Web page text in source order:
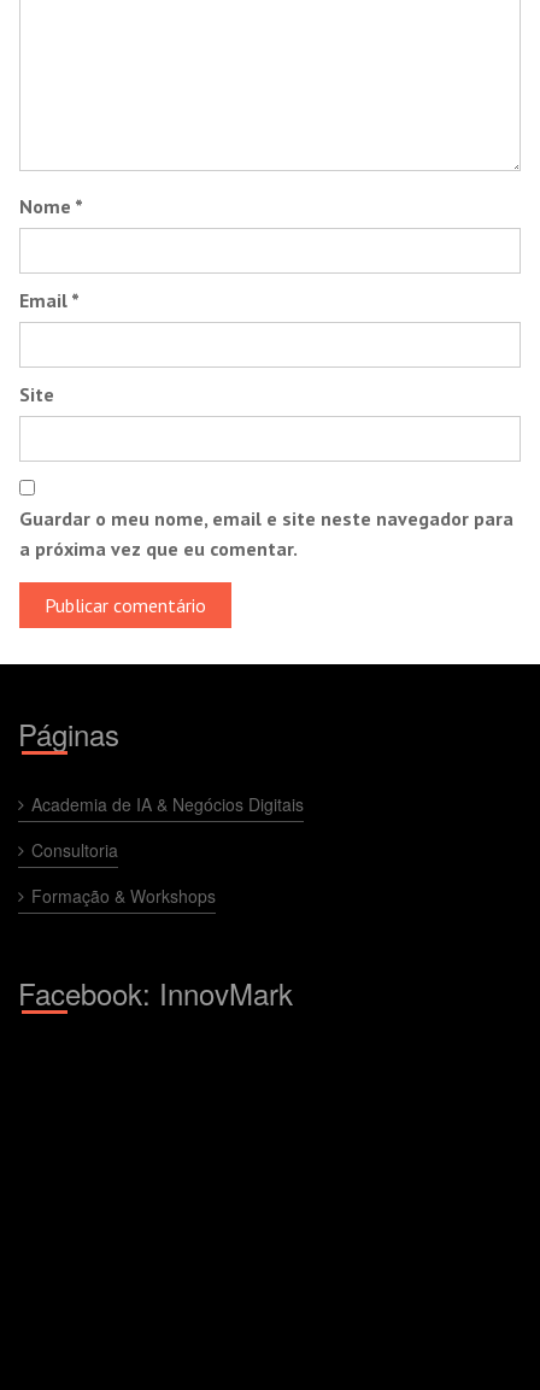
Nome *
Email *
Site
Guardar o meu nome, email e site neste navegador para
a próxima vez que eu comentar.
Páginas
Academia de IA & Negócios Digitais
Consultoria
Formação & Workshops
Facebook: InnovMark